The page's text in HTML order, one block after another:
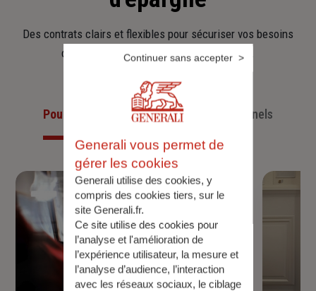
Des contrats clairs et flexibles pour sécuriser vos besoins
d’aujourd’hui et anticiper ceux de demain.
Pour les particuliersPour les professionnels
Generali vous permet de
gérer les cookies
Generali utilise des cookies, y
compris des cookies tiers, sur le
site Generali.fr.
Ce site utilise des cookies pour
l’analyse et l'amélioration de
l’expérience utilisateur, la mesure et
l’analyse d’audience, l’interaction
avec les réseaux sociaux, le ciblage
Continuer sans accepter